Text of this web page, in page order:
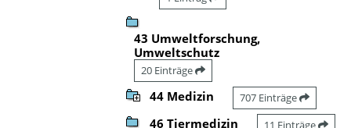
43 Umweltforschung,
Umweltschutz
20 Einträge
44 Medizin 707 Einträge
46 Tiermedizin 11 Einträge